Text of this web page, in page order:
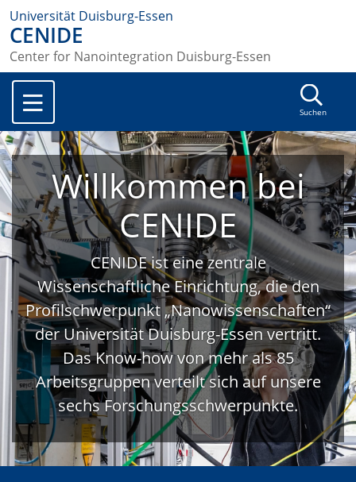
Universität Duisburg-Essen
CENIDE
Center for Nanointegration Duisburg-Essen
Suchen
Willkommen bei
CENIDE
CENIDE ist eine zentrale
Wissenschaftliche Einrichtung, die den
Profilschwerpunkt „Nanowissenschaften“
der Universität Duisburg-Essen vertritt.
Das Know-how von mehr als 85
Arbeitsgruppen verteilt sich auf unsere
sechs Forschungsschwerpunkte.